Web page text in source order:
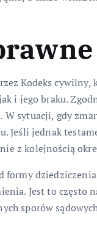
Kodeks
i jego braku.
sytuacji, gdy
Jeśli jednak
z kolejnością
formy
Jest to często
sporów